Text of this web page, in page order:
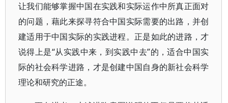
让我们能够掌握中国在实践和实际运作中所真正面对
的问题，藉此来探寻符合中国实际需要的出路，并创
建适用于中国实际的实践进程。正是如此的进路，才
说得上是“从实践中来，到实践中去”的，适合中国实
际的社会科学进路，才是创建中国自身的新社会科学
理论和研究的正途。